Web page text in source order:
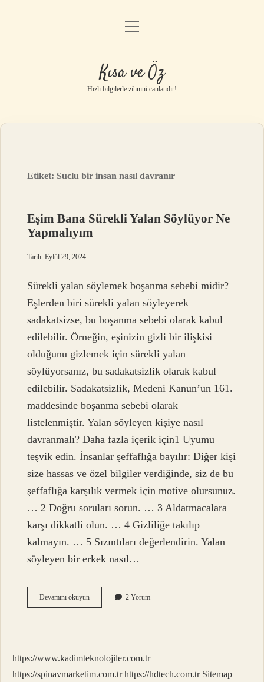
Anasayfa
Gizlilik Politikası
Yasal Uyarı
menüyü
Kısa ve Öz
Hızlı bilgilerle zihnini canlandır!
Etiket: Suclu bir insan nasıl davranır
Eşim Bana Sürekli Yalan Söylüyor Ne
Yapmalıyım
Tarih: Eylül 29, 2024
Sürekli yalan söylemek boşanma sebebi midir?
Eşlerden biri sürekli yalan söyleyerek
sadakatsizse, bu boşanma sebebi olarak kabul
edilebilir. Örneğin, eşinizin gizli bir ilişkisi
olduğunu gizlemek için sürekli yalan
söylüyorsanız, bu sadakatsizlik olarak kabul
edilebilir. Sadakatsizlik, Medeni Kanun’un 161.
maddesinde boşanma sebebi olarak
listelenmiştir. Yalan söyleyen kişiye nasıl
davranmalı? Daha fazla içerik için1 Uyumu
teşvik edin. İnsanlar şeffaflığa bayılır: Diğer kişi
size hassas ve özel bilgiler verdiğinde, siz de bu
şeffaflığa karşılık vermek için motive olursunuz.
… 2 Doğru soruları sorun. … 3 Aldatmacalara
karşı dikkatli olun. … 4 Gizliliğe takılıp
kalmayın. … 5 Sızıntıları değerlendirin. Yalan
söyleyen bir erkek nasıl…
Devamını okuyunEşim
Bana
Yapmalıyım
2 Yorum
https://www.kadimteknolojiler.com.tr
https://spinavmarketim.com.tr https://hdtech.com.tr Sitemap